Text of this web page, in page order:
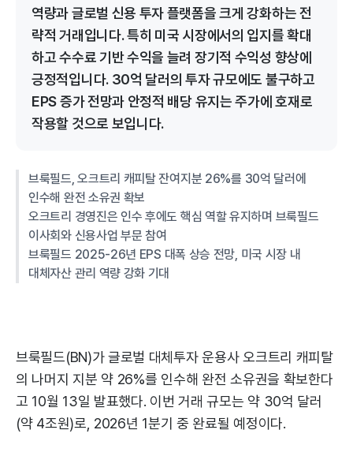
역량과 글로벌 신용 투자 플랫폼을 크게 강화하는 전
략적 거래입니다. 특히 미국 시장에서의 입지를 확대
하고 수수료 기반 수익을 늘려 장기적 수익성 향상에
긍정적입니다. 30억 달러의 투자 규모에도 불구하고
EPS 증가 전망과 안정적 배당 유지는 주가에 호재로
작용할 것으로 보입니다.
브룩필드, 오크트리 캐피탈 잔여지분 26%를 30억 달러에
인수해 완전 소유권 확보
오크트리 경영진은 인수 후에도 핵심 역할 유지하며 브룩필드
이사회와 신용사업 부문 참여
브룩필드 2025-26년 EPS 대폭 상승 전망, 미국 시장 내
대체자산 관리 역량 강화 기대
브룩필드(BN)가 글로벌 대체투자 운용사 오크트리 캐피탈
의 나머지 지분 약 26%를 인수해 완전 소유권을 확보한다
고 10월 13일 발표했다. 이번 거래 규모는 약 30억 달러
(약 4조원)로, 2026년 1분기 중 완료될 예정이다.